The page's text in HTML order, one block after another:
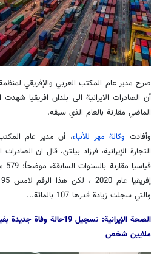
صرح مدير عام المكتب العربي والإفريقي لمنظمة
الماضي مقارنة بالعام الذي سبقه.
وأفادت وكالة مهر للأنباء، أن مدير عام
التجارة الإيرانية، فرزاد بيلتن، قال ان
والتي سجلت زيادة قدرها 107 بالمائة...
ملايين شخص